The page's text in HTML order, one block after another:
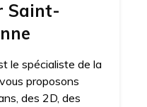
Saint-
le spécialiste de la
proposons
des 2D, des